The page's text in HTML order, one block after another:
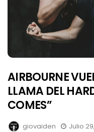
AIRBOURNE
LLAMA DEL
COMES”
giovaiden Julio